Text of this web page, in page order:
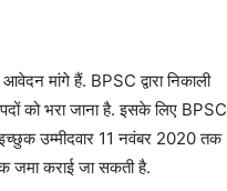
मांगे हैं. BPSC द्वारा निकाली
को भरा जाना है. इसके लिए BPSC
उम्मीदवार 11 नवंबर 2020 तक
जमा कराई जा सकती है.